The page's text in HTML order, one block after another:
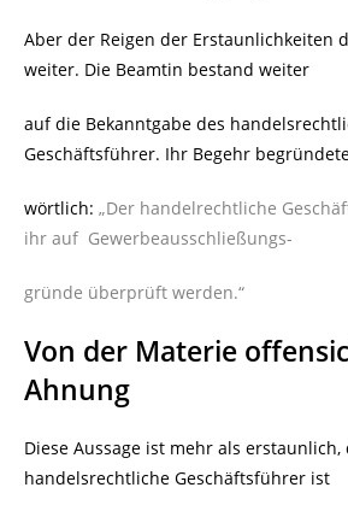
Aber der Reigen der Erstaunlichkeiten
weiter. Die Beamtin bestand weiter
auf die Bekanntgabe des
Geschäftsführer. Ihr Begehr
wörtlich: „Der handelrechtliche
ihr auf Gewerbeausschließungs-
gründe überprüft werden.“
Von der Materie
Ahnung
Diese Aussage ist mehr als
handelsrechtliche Geschäftsführer ist